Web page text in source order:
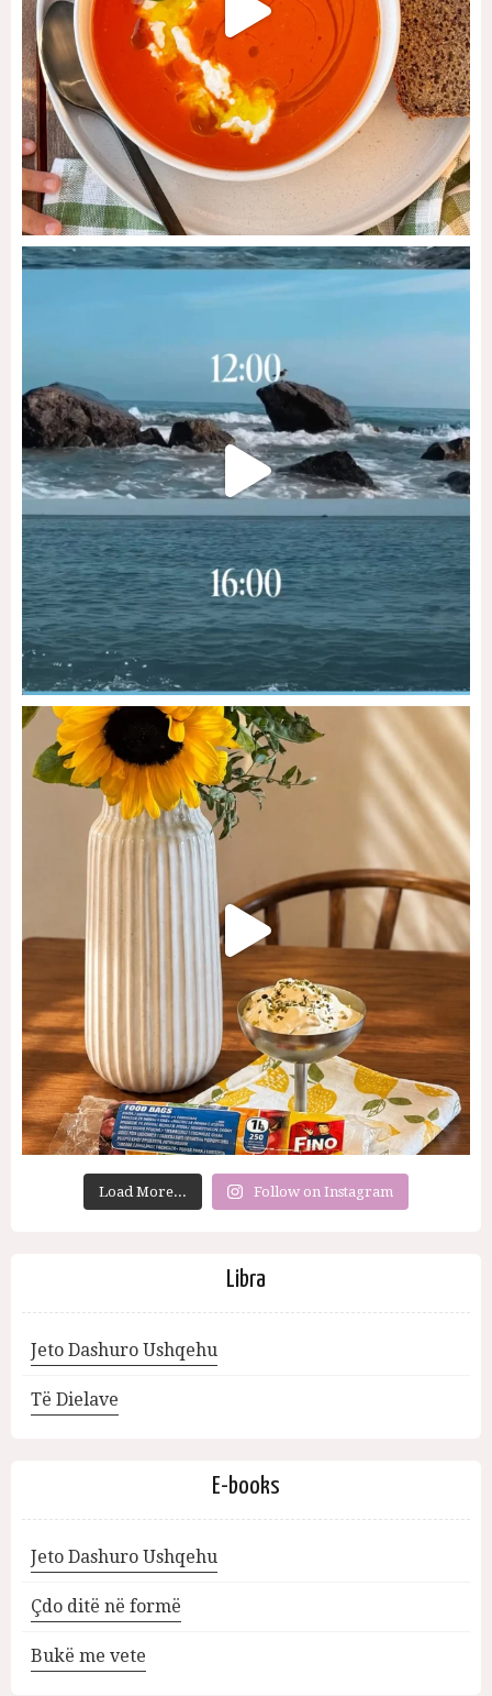
Load More... Follow on Instagram
Libra
Jeto Dashuro Ushqehu
Të Dielave
E-books
Jeto Dashuro Ushqehu
Çdo ditë në formë
Bukë me vete